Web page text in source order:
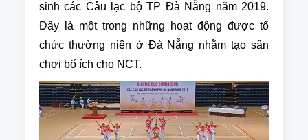
sinh các Câu lạc bộ TP Đà Nẵng năm 2019.
Đây là một trong những hoạt động được tổ
chức thường niên ở Đà Nẵng nhằm tạo sân
chơi bổ ích cho NCT.